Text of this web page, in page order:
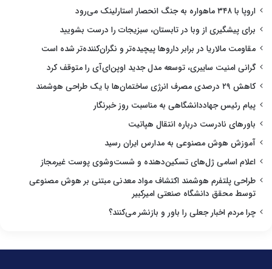
اروپا با ۳۴۸ ماهواره به جنگ انحصار استارلینک می‌رود
برای پیشگیری از وبا در تابستان، سبزیجات را درست بشویید
مقاومت مالاریا در برابر داروها پیچیده‌تر و نگران‌کننده‌تر شده است
گرانی امنیت سایبری، توسعه مدل جدید اوپن‌ای‌آی را متوقف کرد
کاهش ۲۹ درصدی مصرف انرژی ساختمان‌ها با یک طراحی هوشمند
پیام رئیس جهاددانشگاهی به مناسبت روز خبرنگار
باورهای نادرست درباره انتقال هپاتیت
آموزش هوش مصنوعی به مدارس ایران رسید
اعلام اسامی ژل‌های تسکین‌دهنده و شست‌وشوی پوست غیرمجاز
طراحی پلتفرم هوشمند اکتشاف مواد معدنی مبتنی بر هوش مصنوعی
توسط محقق دانشگاه صنعتی امیرکبیر
چرا مردم اخبار جعلی را باور و بازنشر می‌کنند؟